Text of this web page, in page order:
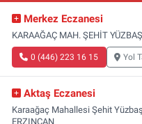
Merkez Eczanesi
KARAAĞAÇ MAH. ŞEHİT
0 (446) 223 16 15 Yol
Aktaş Eczanesi
Karaağaç Mahallesi Şehit
ERZINCAN